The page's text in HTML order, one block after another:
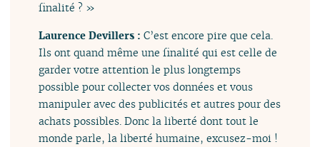
finalité ? »
Laurence Devillers :C’est encore pire que cela.
Ils ont quand même une finalité qui est celle de
garder votre attention le plus longtemps
possible pour collecter vos données et vous
manipuler avec des publicités et autres pour des
achats possibles. Donc la liberté dont tout le
monde parle, la liberté humaine, excusez-moi !